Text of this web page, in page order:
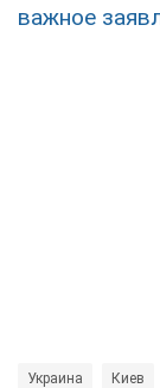
важное
Украина Киев